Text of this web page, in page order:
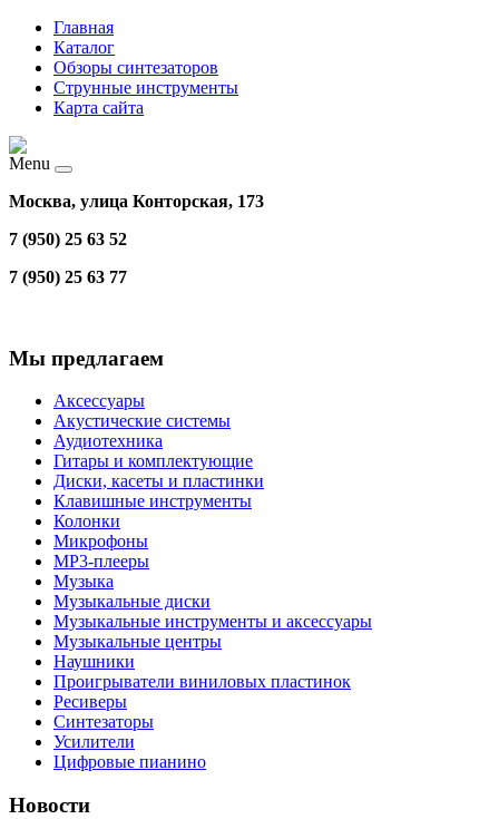
Главная
Каталог
Обзоры синтезаторов
Струнные инструменты
Карта сайта
Menu
Москва, улица Конторская, 173
7 (950) 25 63 52
7 (950) 25 63 77
Мы предлагаем
Аксессуары
Акустические системы
Аудиотехника
Гитары и комплектующие
Диски, касеты и пластинки
Клавишные инструменты
Колонки
Микрофоны
МР3-плееры
Музыка
Музыкальные диски
Музыкальные инструменты и аксессуары
Музыкальные центры
Наушники
Проигрыватели виниловых пластинок
Ресиверы
Синтезаторы
Усилители
Цифровые пианино
Новости